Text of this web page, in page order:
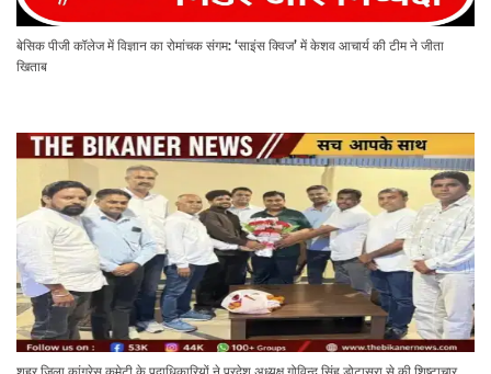
बेसिक पीजी कॉलेज में विज्ञान का रोमांचक संगम: ‘साइंस क्विज’ में केशव आचार्य की टीम ने जीता
खिताब